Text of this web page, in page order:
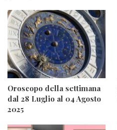
Oroscopo della settimana
dal 28 Luglio al 04 Agosto
2025